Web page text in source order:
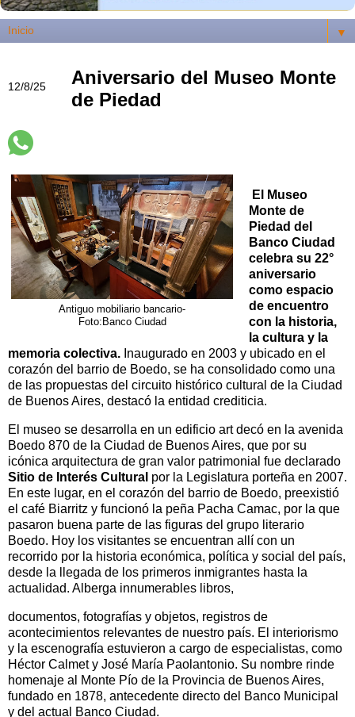
▼
12/8/25
Aniversario del Museo Monte
de Piedad
Antiguo mobiliario bancario-
Foto:Banco Ciudad
El Museo
Monte de
Piedad del
Banco Ciudad
celebra su 22°
aniversario
como espacio
de encuentro
con la historia,
la cultura y la
memoria colectiva. Inaugurado en 2003 y ubicado en el
corazón del barrio de Boedo, se ha consolidado como una
de las propuestas del circuito histórico cultural de la Ciudad
de Buenos Aires, destacó la entidad crediticia.
El museo se desarrolla en un edificio art decó en la avenida
Boedo 870 de la Ciudad de Buenos Aires, que por su
icónica arquitectura de gran valor patrimonial fue declarado
Sitio de Interés Cultural por la Legislatura porteña en 2007.
En este lugar, en el corazón del barrio de Boedo, preexistió
el café Biarritz y funcionó la peña Pacha Camac, por la que
pasaron buena parte de las figuras del grupo literario
Boedo. Hoy los visitantes se encuentran allí con un
recorrido por la historia económica, política y social del país,
desde la llegada de los primeros inmigrantes hasta la
actualidad. Alberga innumerables libros,
documentos, fotografías y objetos, registros de
acontecimientos relevantes de nuestro país. El interiorismo
y la escenografía estuvieron a cargo de especialistas, como
Héctor Calmet y José María Paolantonio. Su nombre rinde
homenaje al Monte Pío de la Provincia de Buenos Aires,
fundado en 1878, antecedente directo del Banco Municipal
y del actual Banco Ciudad.